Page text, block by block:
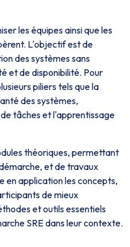
les équipes ainsi que les
L'objectif est de
des systèmes sans
et de disponibilité. Pour
piliers tels que la
des systèmes,
tâches et l'apprentissage
théoriques, permettant
et de travaux
application les concepts,
de mieux
et outils essentiels
SRE dans leur contexte.